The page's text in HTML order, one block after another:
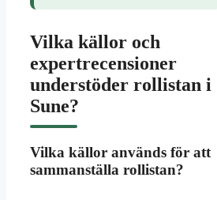
Vilka källor och
expertrecensioner
understöder rollistan i
Sune?
Vilka källor används för att
sammanställa rollistan?